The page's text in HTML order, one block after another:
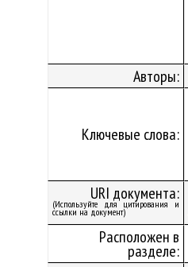
Авторы:
Ключевые слова:
URI документа:
(Используйте для цитирования и
ссылки на документ)
Расположен в
разделе: